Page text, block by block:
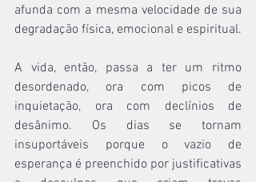
afunda com a mesma velocidade de sua
degradação física, emocional e espiritual.
A vida, então, passa a ter um ritmo
desordenado, ora com picos de
inquietação, ora com declínios de
desânimo. Os dias se tornam
insuportáveis porque o vazio de
esperança é preenchido por justificativas